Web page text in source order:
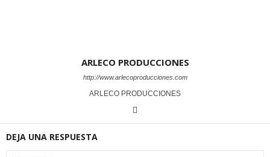
ARLECO PRODUCCIONES
http://www.arlecoproducciones.com
ARLECO PRODUCCIONES
DEJA UNA RESPUESTA